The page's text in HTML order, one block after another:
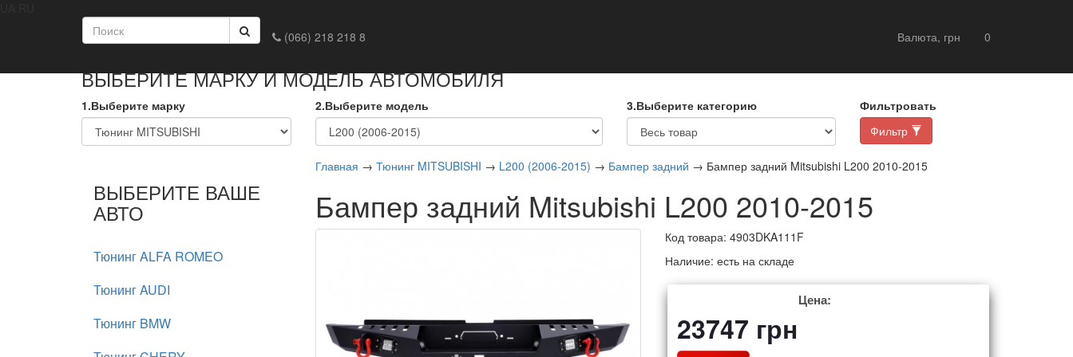
(066) 218 218 8
Валюта, грн 0
Доставка и оплата Обмен и возврат Контакты
ВЫБЕРИТЕ МАРКУ И МОДЕЛЬ АВТОМОБИЛЯ
1.Выберите марку 2.Выберите модель 3.Выберите категорию
Фильтровать
Фильтр
ВЫБЕРИТЕ ВАШЕ
АВТО
Тюнинг ALFA ROMEO
Тюнинг AUDI
Тюнинг BMW
Главная → Тюнинг MITSUBISHI → L200 (2006-2015) → Бампер задний → Бампер задний Mitsubishi L200 2010-2015
Бампер задний Mitsubishi L200 2010-2015
Код товара:4903DKA111F
Наличие:есть на складе
Цена:
23747 грн